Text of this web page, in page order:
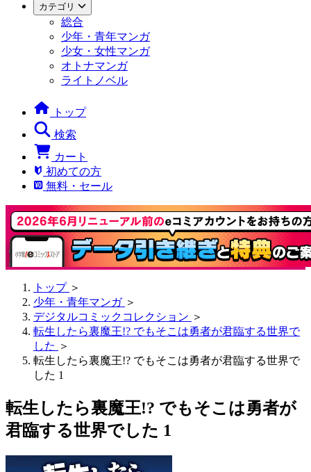
カテゴリ
総合
少年・青年マンガ
少女・女性マンガ
オトナマンガ
ライトノベル
トップ
検索
カート
初めての方
無料・セール
トップ ＞
少年・青年マンガ ＞
デジタルコミックコレクション ＞
転生したら裏魔王!? でもそこは勇者が君臨する世界で
した ＞
転生したら裏魔王!? でもそこは勇者が君臨する世界で
した 1
転生したら裏魔王!? でもそこは勇者が
君臨する世界でした 1